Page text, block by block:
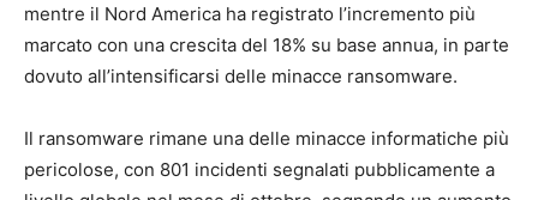
mentre il Nord America ha registrato l’incremento più
marcato con una crescita del 18% su base annua, in parte
dovuto all’intensificarsi delle minacce ransomware.
Il ransomware rimane una delle minacce informatiche più
pericolose, con 801 incidenti segnalati pubblicamente a